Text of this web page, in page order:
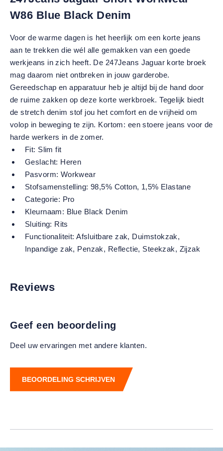
W86 Blue Black Denim
Voor de warme dagen is het heerlijk om een korte jeans
aan te trekken die wél alle gemakken van een goede
werkjeans in zich heeft. De 247Jeans Jaguar korte broek
mag daarom niet ontbreken in jouw garderobe.
Gereedschap en apparatuur heb je altijd bij de hand door
de ruime zakken op deze korte werkbroek. Tegelijk biedt
de stretch denim stof jou het comfort en de vrijheid om
volop in beweging te zijn. Kortom: een stoere jeans voor de
harde werkers in de zomer.
Fit: Slim fit
Geslacht: Heren
Pasvorm: Workwear
Stofsamenstelling: 98,5% Cotton, 1,5% Elastane
Categorie: Pro
Kleurnaam: Blue Black Denim
Sluiting: Rits
Functionaliteit:Afsluitbare zak, Duimstokzak,
Inpandige zak, Penzak, Reflectie, Steekzak, Zijzak
Reviews
Geef een beoordeling
Deel uw ervaringen met andere klanten.
BEOORDELING SCHRIJVEN